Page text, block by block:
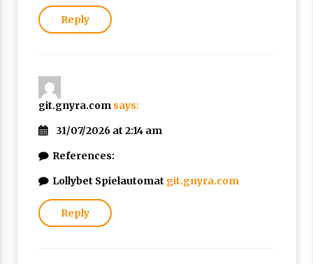
Reply
git.gnyra.com says:
31/07/2026 at 2:14 am
References:
Lollybet Spielautomat git.gnyra.com
Reply